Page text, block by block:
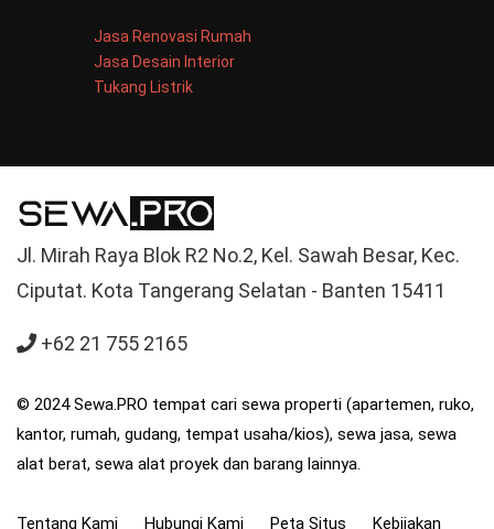
Jasa Renovasi Rumah
Jasa Desain Interior
Tukang Listrik
Jl. Mirah Raya Blok R2 No.2, Kel. Sawah Besar, Kec.
Ciputat. Kota Tangerang Selatan - Banten 15411
+62 21 755 2165
© 2024 Sewa.PRO tempat cari sewa properti (apartemen, ruko,
kantor, rumah, gudang, tempat usaha/kios), sewa jasa, sewa
alat berat, sewa alat proyek dan barang lainnya.
Tentang Kami Hubungi Kami Peta Situs Kebijakan